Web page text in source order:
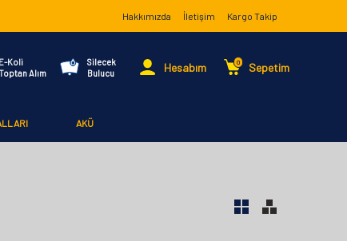
Hakkımızda İletişim Kargo Takip
E-Koli
Toptan Alım
Silecek
Bulucu
Hesabım 0 Sepetim
AKÜ